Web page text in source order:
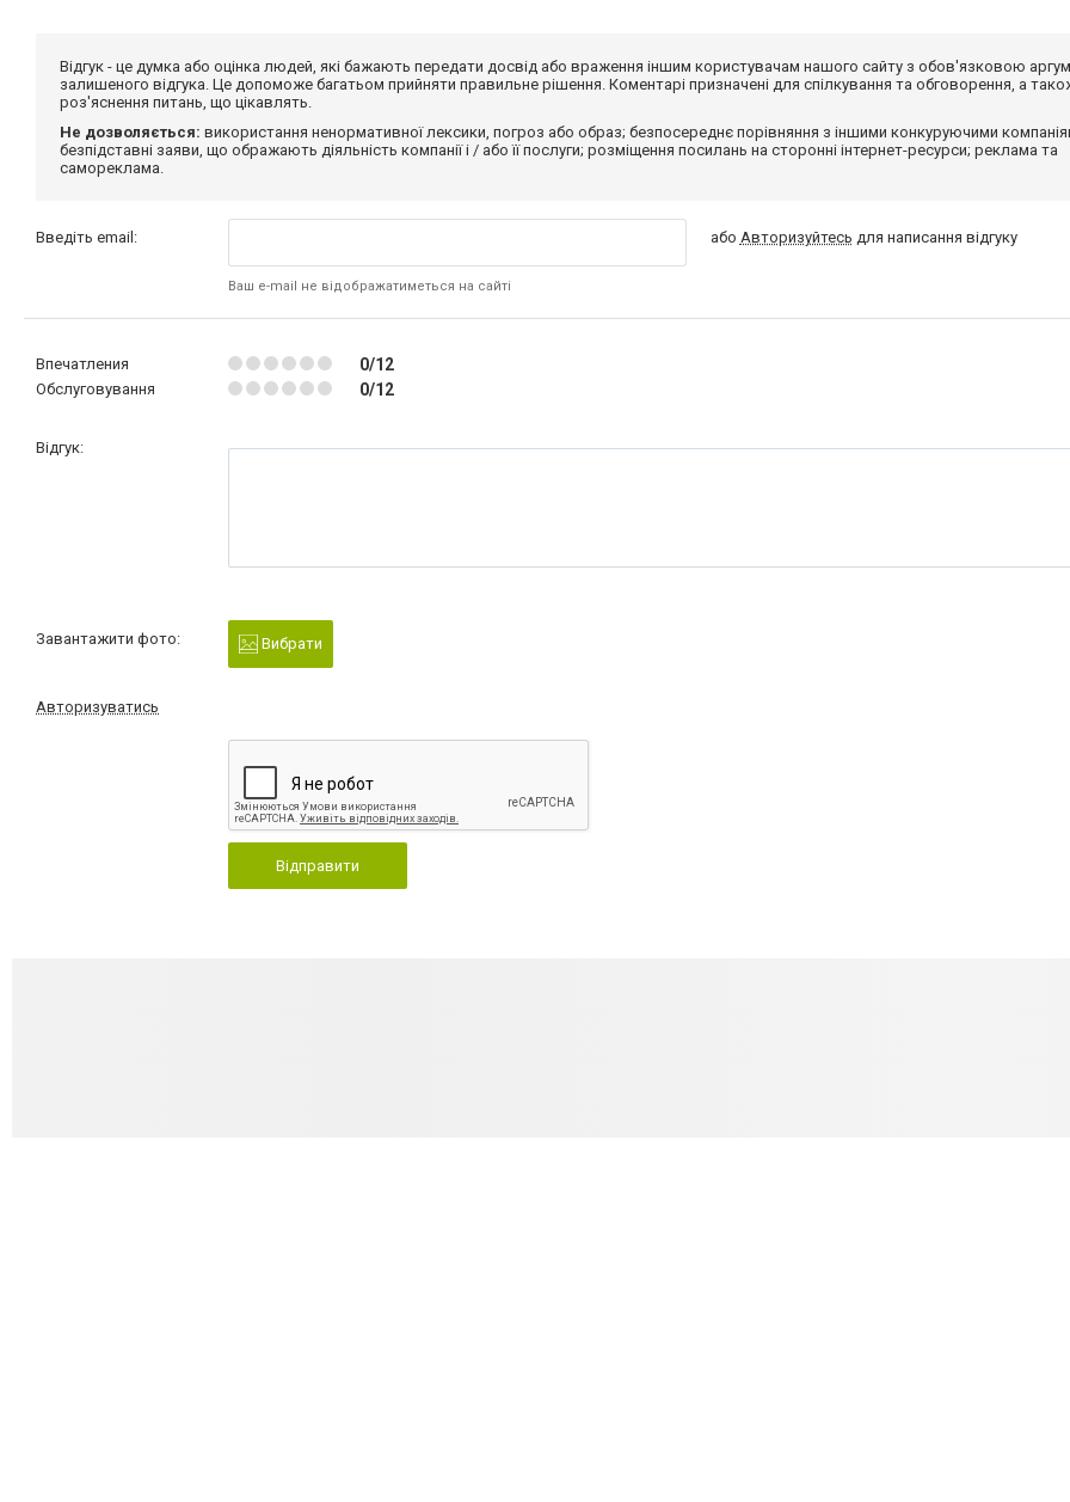
Відгук - це думка або оцінка людей, які бажають передати досвід або враження іншим користувачам нашого сайту з обов'язковою
залишеного відгука. Це допоможе багатьом прийняти правильне рішення. Коментарі призначені для спілкування та обговорення, а
роз'яснення питань, що цікавлять.
Не дозволяється: використання ненормативної лексики, погроз або образ; безпосереднє порівняння з іншими конкуруючими
безпідставні заяви, що ображають діяльність компанії і / або її послуги; розміщення посилань на сторонні інтернет-ресурси; реклама та
самореклама.
Введіть email:
Ваш e-mail не відображатиметься на сайті
або Авторизуйтесь для написання відгуку
Впечатления 0/12
Обслуговування 0/12
Відгук:
Завантажити фото: Вибрати
Авторизуватись
Відправити